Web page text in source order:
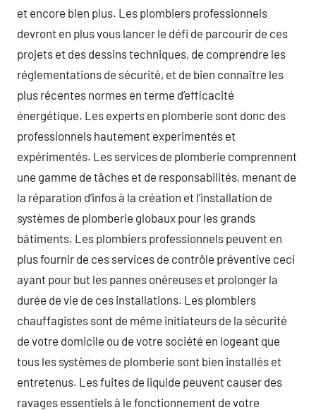
et encore bien plus. Les plombiers professionnels
devront en plus vous lancer le défi de parcourir de ces
projets et des dessins techniques, de comprendre les
réglementations de sécurité, et de bien connaître les
plus récentes normes en terme d’efficacité
énergétique. Les experts en plomberie sont donc des
professionnels hautement experimentés et
expérimentés. Les services de plomberie comprennent
une gamme de tâches et de responsabilités, menant de
la réparation d’infos à la création et l’installation de
systèmes de plomberie globaux pour les grands
bâtiments. Les plombiers professionnels peuvent en
plus fournir de ces services de contrôle préventive ceci
ayant pour but les pannes onéreuses et prolonger la
durée de vie de ces installations. Les plombiers
chauffagistes sont de même initiateurs de la sécurité
de votre domicile ou de votre société en logeant que
tous les systèmes de plomberie sont bien installés et
entretenus. Les fuites de liquide peuvent causer des
ravages essentiels à le fonctionnement de votre